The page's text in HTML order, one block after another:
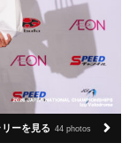
ーを見る 44 photos